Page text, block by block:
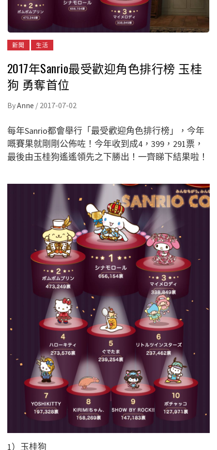
新聞 生活
2017年Sanrio最受歡迎角色排行榜 玉桂
狗 勇奪首位
ByAnne / 2017-07-02
每年Sanrio都會舉行「最受歡迎角色排行榜」，今年
嘅賽果就剛剛公佈咗！今年收到成4，399，291票，
最後由玉桂狗遙遙領先之下勝出！一齊睇下結果啦！
1）玉桂狗